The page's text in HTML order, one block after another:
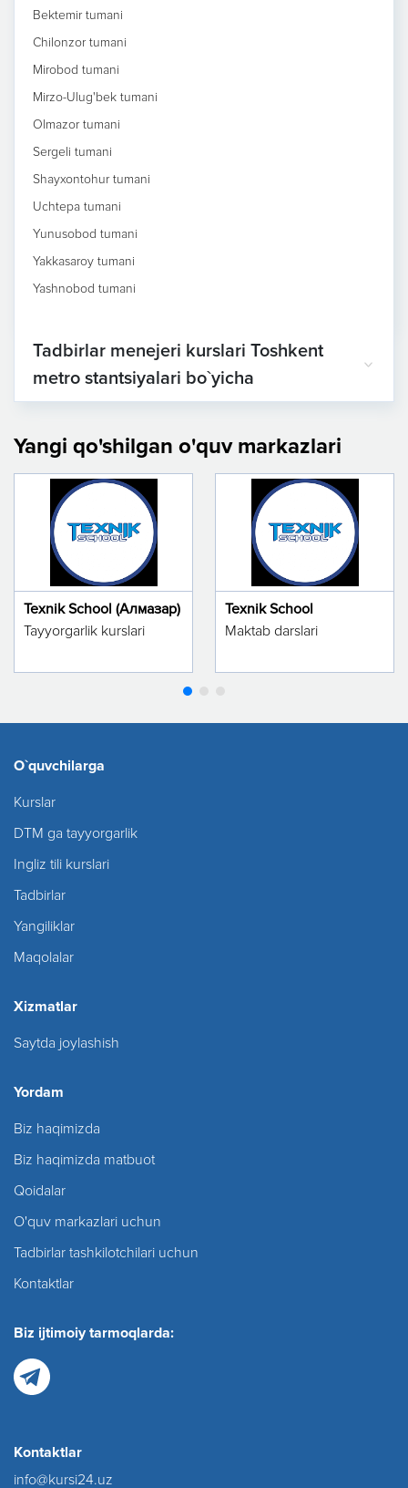
Bektemir tumani
Chilonzor tumani
Mirobod tumani
Mirzo-Ulug'bek tumani
Olmazor tumani
Sergeli tumani
Shayxontohur tumani
Uchtepa tumani
Yunusobod tumani
Yakkasaroy tumani
Yashnobod tumani
Tadbirlar menejeri kurslari Toshkent
metro stantsiyalari bo`yicha
Yangi qo'shilgan o'quv markazlari
Texnik School (Алмазар)
Tayyorgarlik kurslari
Texnik School
Maktab darslari
O`quvchilarga
Kurslar
DTM ga tayyorgarlik
Ingliz tili kurslari
Tadbirlar
Yangiliklar
Maqolalar
Xizmatlar
Saytda joylashish
Yordam
Biz haqimizda
Biz haqimizda matbuot
Qoidalar
O'quv markazlari uchun
Tadbirlar tashkilotchilari uchun
Kontaktlar
Biz ijtimoiy tarmoqlarda:
Kontaktlar
info@kursi24.uz